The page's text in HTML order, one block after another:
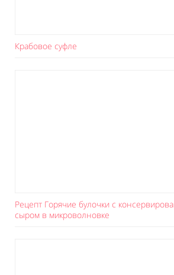
Крабовое суфле
Рецепт Горячие булочки с
сыром в микроволновке